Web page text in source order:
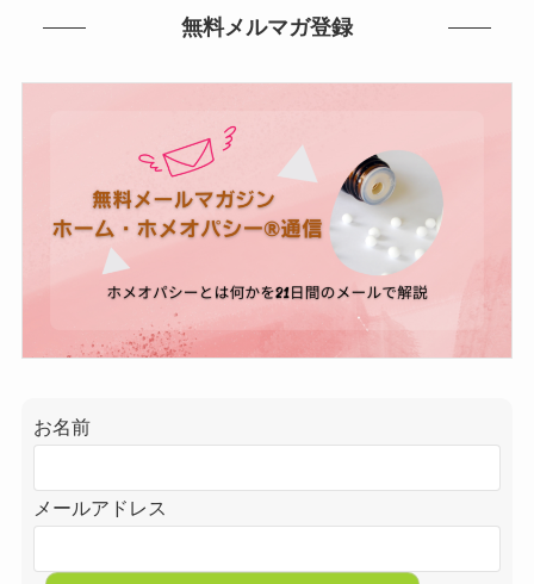
無料メルマガ登録
お名前
メールアドレス